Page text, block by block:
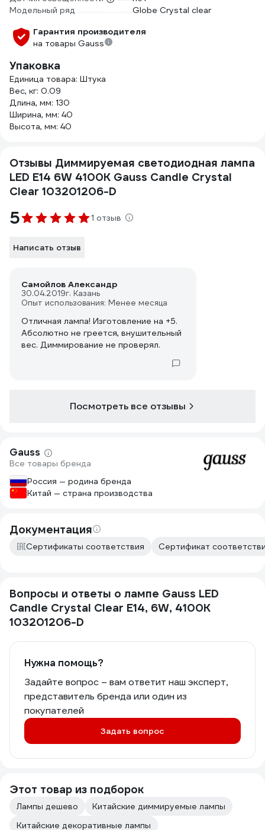
Модельный ряд
Globe Crystal clear
Гарантия производителя
на товары Gauss
Упаковка
Единица товара: Штука
Вес, кг: 0.09
Длина, мм: 130
Ширина, мм: 40
Высота, мм: 40
Отзывы Диммируемая светодиодная лампа
LED E14 6W 4100К Gauss Candle Crystal
Clear 103201206-D
5 1 отзыв
Написать отзыв
Самойлов Александр
30.04.2019г. Казань
Опыт использования: Менее месяца
Отличная лампа! Изготовление на +5.
Абсолютно не греется, внушительный
вес. Диммирование не проверял.
Посмотреть все отзывы
Gauss
Все товары бренда
Россия — родина бренда
Китай — страна производства
Документация
Сертификаты соответствия Сертификат
Вопросы и ответы о лампе Gauss LED
Candle Crystal Clear E14, 6W, 4100К
103201206-D
Нужна помощь?
Задайте вопрос – вам ответит наш эксперт,
представитель бренда или один из
покупателей
Задать вопрос
Этот товар из подборок
Лампы дешево
Китайские диммируемые лампы
Китайские декоративные лампы